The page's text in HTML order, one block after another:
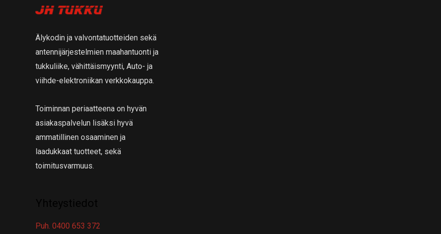
Älykodin ja valvontatuotteiden sekä
antennijärjestelmien maahantuonti ja
tukkuliike, vähittäismyynti, Auto- ja
viihde-elektroniikan verkkokauppa.
Toiminnan periaatteena on hyvän
asiakaspalvelun lisäksi hyvä
ammatillinen osaaminen ja
laadukkaat tuotteet, sekä
toimitusvarmuus.
Puh. 0400 653 372